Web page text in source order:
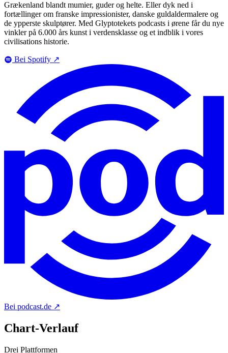
Grækenland blandt mumier, guder og helte. Eller dyk ned i
fortællinger om franske impressionister, danske guldaldermalere og
de ypperste skulptører. Med Glyptotekets podcasts i ørene får du nye
vinkler på 6.000 års kunst i verdensklasse og et indblik i vores
civilisations historie.
Bei Spotify ↗
Bei podcast.de ↗
Chart-Verlauf
Drei Plattformen